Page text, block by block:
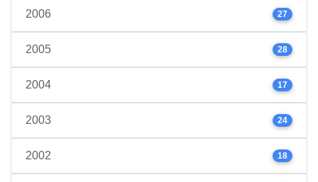
2006 27
2005 28
2004 17
2003 24
2002 18